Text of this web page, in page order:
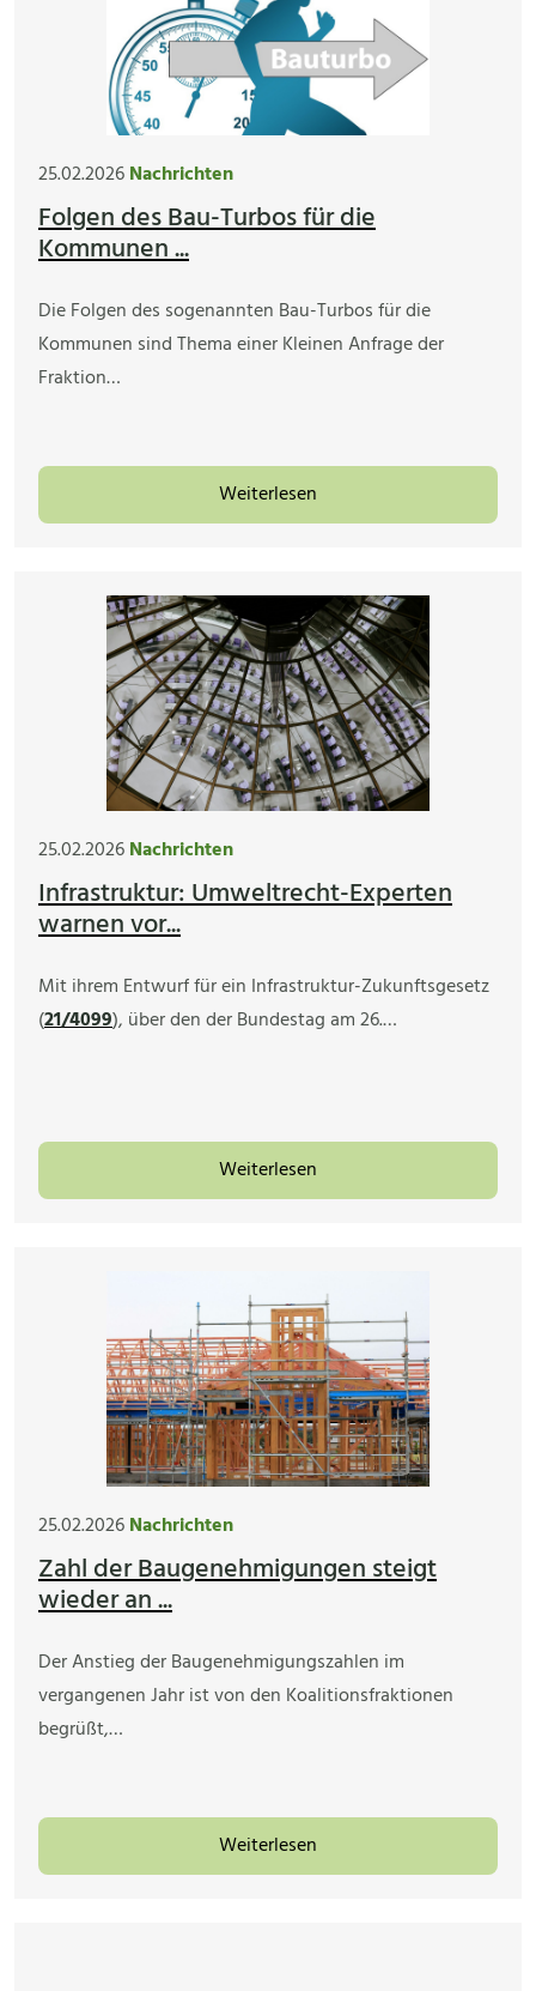
25.02.2026Nachrichten
Folgen des Bau-Turbos für die
Kommunen ...
Die Folgen des sogenannten Bau-Turbos für die
Kommunen sind Thema einer Kleinen Anfrage der
Fraktion…
Weiterlesen
25.02.2026Nachrichten
Infrastruktur: Umweltrecht-Experten
warnen vor...
Mit ihrem Entwurf für ein Infrastruktur-Zukunftsgesetz
(21/4099), über den der Bundestag am 26.…
Weiterlesen
25.02.2026Nachrichten
Zahl der Baugenehmigungen steigt
wieder an ...
Der Anstieg der Baugenehmigungszahlen im
vergangenen Jahr ist von den Koalitionsfraktionen
begrüßt,…
Weiterlesen